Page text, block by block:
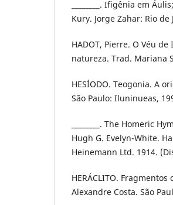
________. Ifigênia em
Kury. Jorge Zahar: Rio de
HADOT, Pierre. O Véu
natureza. Trad. Mariana
HESÍODO. Teogonia. A
São Paulo: Iluninueas,
________. The Homeric
Hugh G. Evelyn-White.
Heinemann Ltd. 1914.
HERÁCLITO.
Alexandre Costa. São